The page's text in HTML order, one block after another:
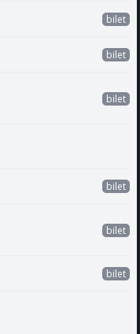
bilet
bilet
bilet
bilet
bilet
bilet